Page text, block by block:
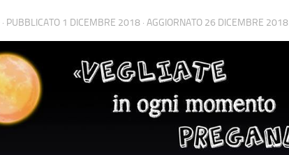
· PUBBLICATO 1 DICEMBRE 2018 · AGGIORNATO 26 DICEMBRE 2018